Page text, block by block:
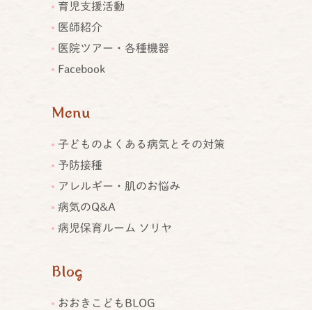
育児支援活動
医師紹介
医院ツアー・各種機器
Facebook
Menu
子どものよくある病気とその対策
予防接種
アレルギー・肌のお悩み
病気のQ&A
病児保育ルーム ソリヤ
Blog
おおきこどもBLOG